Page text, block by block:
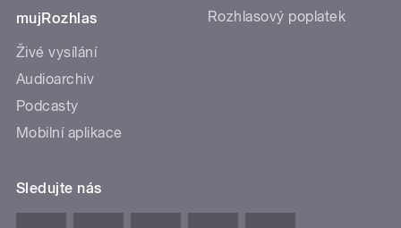
mujRozhlas
Živé vysílání
Audioarchiv
Podcasty
Mobilní aplikace
Rozhlasový poplatek
Sledujte nás